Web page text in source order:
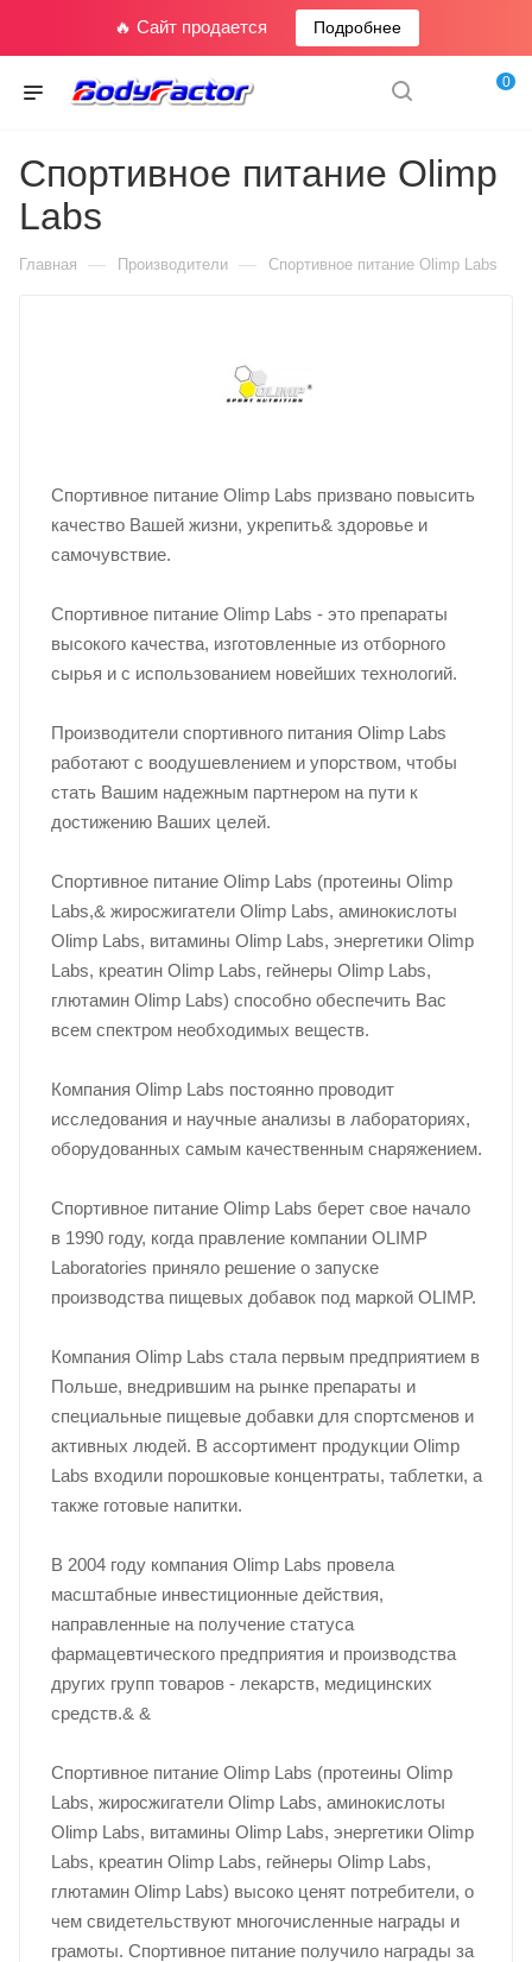
🔥 Сайт продается Подробнее
0
Спортивное питание Olimp
Labs
Главная — Производители — Спортивное питание Olimp Labs
Спортивное питание Olimp Labs призвано повысить
качество Вашей жизни, укрепить& здоровье и
самочувствие.
Спортивное питание Olimp Labs - это препараты
высокого качества, изготовленные из отборного
сырья и с использованием новейших технологий.
Производители спортивного питания Olimp Labs
работают с воодушевлением и упорством, чтобы
стать Вашим надежным партнером на пути к
достижению Ваших целей.
Спортивное питание Olimp Labs (протеины Olimp
Labs,& жиросжигатели Olimp Labs, аминокислоты
Olimp Labs, витамины Olimp Labs, энергетики Olimp
Labs, креатин Olimp Labs, гейнеры Olimp Labs,
глютамин Olimp Labs) способно обеспечить Вас
всем спектром необходимых веществ.
Компания Olimp Labs постоянно проводит
исследования и научные анализы в лабораториях,
оборудованных самым качественным снаряжением.
Спортивное питание Olimp Labs берет свое начало
в 1990 году, когда правление компании OLIMP
Laboratories приняло решение о запуске
производства пищевых добавок под маркой OLIMP.
Компания Olimp Labs стала первым предприятием в
Польше, внедрившим на рынке препараты и
специальные пищевые добавки для спортсменов и
активных людей. В ассортимент продукции Olimp
Labs входили порошковые концентраты, таблетки, а
также готовые напитки.
В 2004 году компания Olimp Labs провела
масштабные инвестиционные действия,
направленные на получение статуса
фармацевтического предприятия и производства
других групп товаров - лекарств, медицинских
средств.& &
Спортивное питание Olimp Labs (протеины Olimp
Labs, жиросжигатели Olimp Labs, аминокислоты
Olimp Labs, витамины Olimp Labs, энергетики Olimp
Labs, креатин Olimp Labs, гейнеры Olimp Labs,
глютамин Olimp Labs) высоко ценят потребители, о
чем свидетельствуют многочисленные награды и
грамоты. Спортивное питание получило награды за